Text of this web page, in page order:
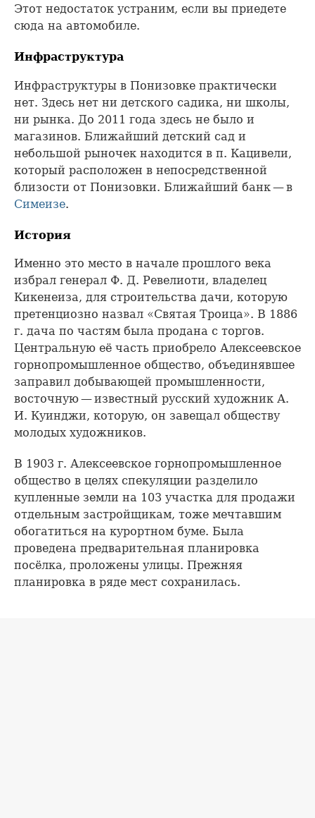
Этот недостаток устраним, если вы приедете
сюда на автомобиле.
Инфраструктура
Инфраструктуры в Понизовке практически
нет. Здесь нет ни детского садика, ни школы,
ни рынка. До 2011 года здесь не было и
магазинов. Ближайший детский сад и
небольшой рыночек находится в п. Кацивели,
который расположен в непосредственной
близости от Понизовки. Ближайший банк — в
Симеизе.
История
Именно это место в начале прошлого века
избрал генерал Ф. Д. Ревелиоти, владелец
Кикенеиза, для строительства дачи, которую
претенциозно назвал «Святая Троица». В 1886
г. дача по частям была продана с торгов.
Центральную её часть приобрело Алексеевское
горнопромышленное общество, объединявшее
заправил добывающей промышленности,
восточную — известный русский художник А.
И. Куинджи, которую, он завещал обществу
молодых художников.
В 1903 г. Алексеевское горнопромышленное
общество в целях спекуляции разделило
купленные земли на 103 участка для продажи
отдельным застройщикам, тоже мечтавшим
обогатиться на курортном буме. Была
проведена предварительная планировка
посёлка, проложены улицы. Прежняя
планировка в ряде мест сохранилась.